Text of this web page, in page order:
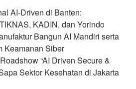
AI-Driven di Banten:
KADIN, dan Yorindo
Bangun AI Mandiri serta
Keamanan Siber
“AI Driven Secure &
Sektor Kesehatan di Jakarta